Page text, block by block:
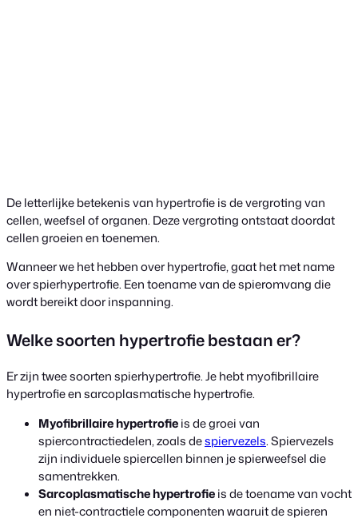
De letterlijke betekenis van hypertrofie is de vergroting van
cellen, weefsel of organen. Deze vergroting ontstaat doordat
cellen groeien en toenemen.
Wanneer we het hebben over hypertrofie, gaat het met name
over spierhypertrofie. Een toename van de spieromvang die
wordt bereikt door inspanning.
Welke soorten hypertrofie bestaan er?
Er zijn twee soorten spierhypertrofie. Je hebt myofibrillaire
hypertrofie en sarcoplasmatische hypertrofie.
Myofibrillaire hypertrofieis de groei van
spiercontractiedelen, zoals despiervezels. Spiervezels
zijn individuele spiercellen binnen je spierweefsel die
samentrekken.
Sarcoplasmatische hypertrofieis de toename van vocht
en niet-contractiele componenten waaruit de spieren